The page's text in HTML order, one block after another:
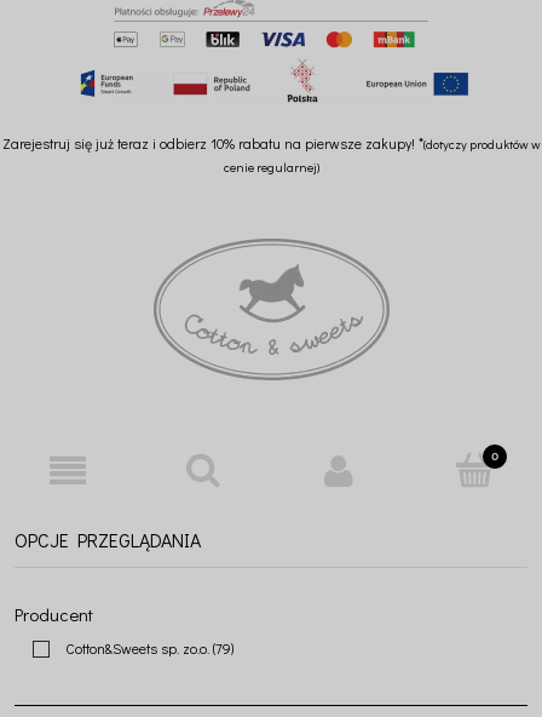
Zarejestruj się już teraz i odbierz 10% rabatu na pierwsze zakupy! *(dotyczy produktów w
cenie regularnej)
OPCJE PRZEGLĄDANIA
Producent
Cotton&Sweets sp. zo.o. (79)